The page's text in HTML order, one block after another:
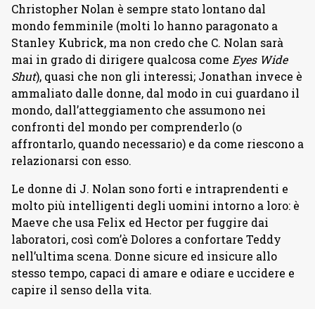
Christopher Nolan è sempre stato lontano dal
mondo femminile (molti lo hanno paragonato a
Stanley Kubrick, ma non credo che C. Nolan sarà
mai in grado di dirigere qualcosa come Eyes Wide
Shut), quasi che non gli interessi; Jonathan invece è
ammaliato dalle donne, dal modo in cui guardano il
mondo, dall’atteggiamento che assumono nei
confronti del mondo per comprenderlo (o
affrontarlo, quando necessario) e da come riescono a
relazionarsi con esso.
Le donne di J. Nolan sono forti e intraprendenti e
molto più intelligenti degli uomini intorno a loro: è
Maeve che usa Felix ed Hector per fuggire dai
laboratori, così com’è Dolores a confortare Teddy
nell’ultima scena. Donne sicure ed insicure allo
stesso tempo, capaci di amare e odiare e uccidere e
capire il senso della vita.